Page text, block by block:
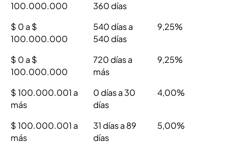
100.000.000
360 días
$ 0 a $
100.000.000
540 días a
540 días
9,25%
$ 0 a $
100.000.000
720 días a
más
9,25%
$ 100.000.001 a
más
0 días a 30
días
4,00%
$ 100.000.001 a
más
31 días a 89
días
5,00%